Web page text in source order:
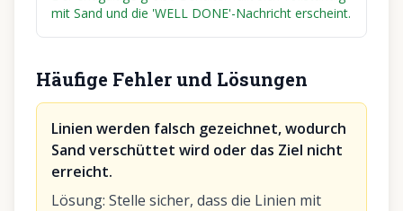
mit Sand und die 'WELL DONE'-Nachricht erscheint.
Häufige Fehler und Lösungen
Linien werden falsch gezeichnet, wodurch
Sand verschüttet wird oder das Ziel nicht
erreicht.
Lösung: Stelle sicher, dass die Linien mit